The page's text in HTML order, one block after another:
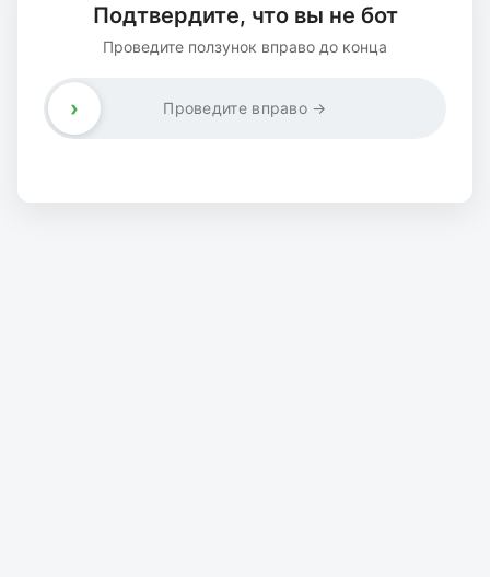
Подтвердите, что вы не бот
Проведите ползунок вправо до конца
Проведите вправо →
›